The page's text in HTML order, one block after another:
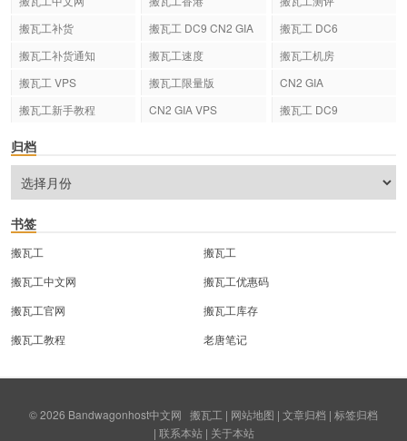
搬瓦工补货
搬瓦工 DC9 CN2 GIA
搬瓦工 DC6
搬瓦工补货通知
搬瓦工速度
搬瓦工机房
搬瓦工 VPS
搬瓦工限量版
CN2 GIA
搬瓦工新手教程
CN2 GIA VPS 搬瓦工 DC9
归档
书签
搬瓦工
搬瓦工
搬瓦工中文网
搬瓦工优惠码
搬瓦工官网
搬瓦工库存
搬瓦工教程
老唐笔记
© 2026 Bandwagonhost中文网 搬瓦工 | 网站地图 | 文章归档 | 标签归档
| 联系本站| 关于本站